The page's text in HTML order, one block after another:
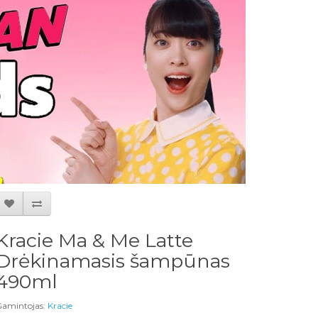
Ma & Me Latte
šampūnas
Kracie